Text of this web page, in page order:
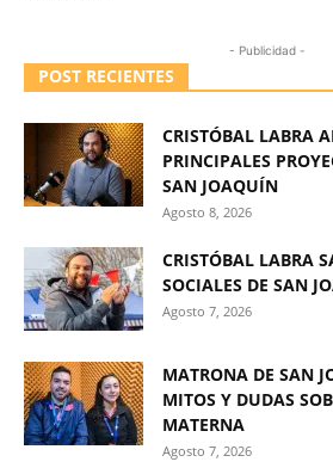
- Publicidad -
POST RECIENTES
CRISTÓBAL LABRA
PRINCIPALES
SAN JOAQUÍN
Agosto 8, 2026
CRISTÓBAL LABRA
SOCIALES DE SAN
Agosto 7, 2026
MATRONA DE SAN
MITOS Y DUDAS
MATERNA
Agosto 7, 2026